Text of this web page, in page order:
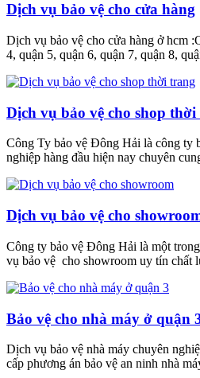
Dịch vụ bảo vệ cho cửa hàng
Dịch vụ bảo vệ cho cửa hàng ở hcm
4, quận 5, quận 6, quận 7, quận 8,
Dịch vụ bảo vệ cho shop
Công Ty bảo vệ Đông Hải là công ty
nghiệp hàng đầu hiện nay chuyên
Dịch vụ bảo vệ cho
Công ty bảo vệ Đông Hải là một
vụ bảo vệ cho showroom uy tín chất
Bảo vệ cho nhà máy ở quận
Dịch vụ bảo vệ nhà máy chuyên
cấp phương án bảo vệ an ninh nhà